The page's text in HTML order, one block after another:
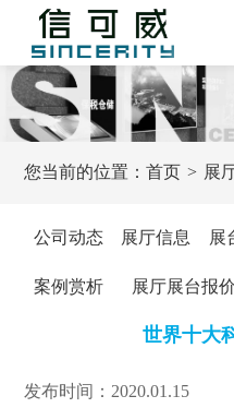
您当前的位置：首页 展
公司动态 展厅信息 展
案例赏析 展厅展台报价
世界十大
发布时间：2020.01.15